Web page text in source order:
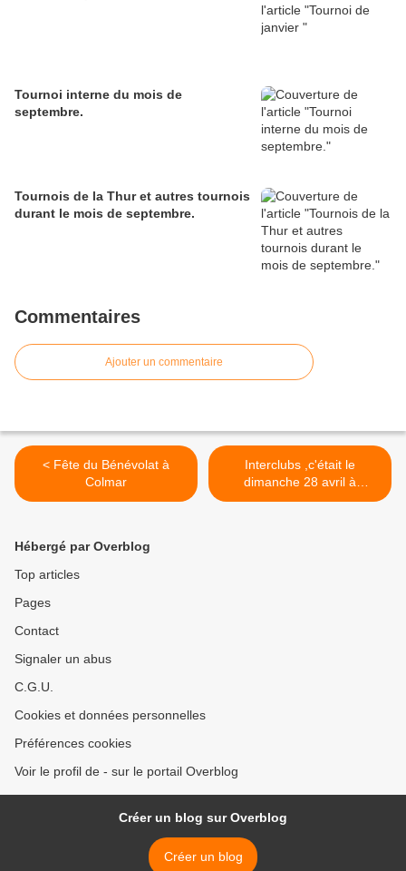
Tournoi interne du mois de
septembre.
Tournois de la Thur et autres tournois
durant le mois de septembre.
Commentaires
Ajouter un commentaire
< Fête du Bénévolat à
Colmar
Interclubs ,c'était le
dimanche 28 avril à
Eschentzwiller. >
Hébergé par Overblog
Top articles
Pages
Contact
Signaler un abus
C.G.U.
Cookies et données personnelles
Préférences cookies
Voir le profil de - sur le portail Overblog
Créer un blog sur Overblog
Créer un blog